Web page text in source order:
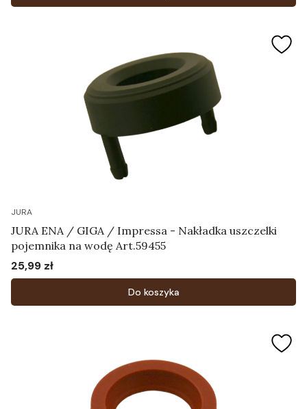
JURA
JURA ENA / GIGA / Impressa - Nakładka uszczelki
pojemnika na wodę Art.59455
Cena
25,99 zł
Do koszyka